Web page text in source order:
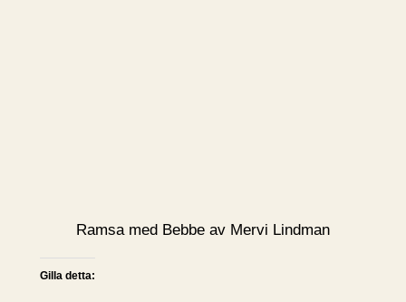
Ramsa med Bebbe av Mervi Lindman
Gilla detta: